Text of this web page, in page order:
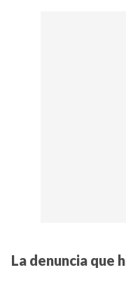
La denuncia que